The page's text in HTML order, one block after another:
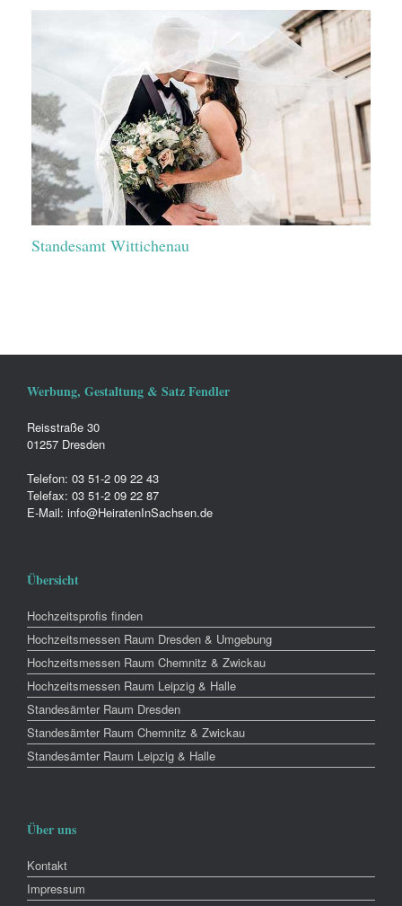
Standesamt Wittichenau
Werbung, Gestaltung & Satz Fendler
Reisstraße 30
01257 Dresden
Telefon: 03 51-2 09 22 43
Telefax: 03 51-2 09 22 87
E-Mail: info@HeiratenInSachsen.de
Übersicht
Hochzeitsprofis finden
Hochzeitsmessen Raum Dresden & Umgebung
Hochzeitsmessen Raum Chemnitz & Zwickau
Hochzeitsmessen Raum Leipzig & Halle
Standesämter Raum Dresden
Standesämter Raum Chemnitz & Zwickau
Standesämter Raum Leipzig & Halle
Über uns
Kontakt
Impressum